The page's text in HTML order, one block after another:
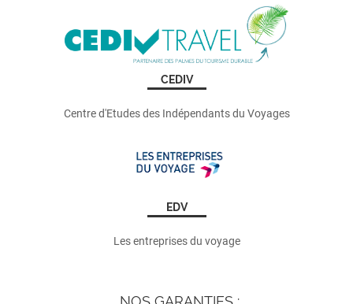
CEDIV
Centre d'Etudes des Indépendants du Voyages
EDV
Les entreprises du voyage